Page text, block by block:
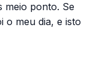
meio ponto. Se
o meu dia, e isto